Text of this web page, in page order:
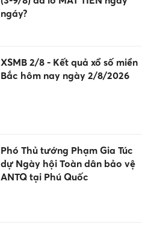
ngáy?
XSMB 2/8 - Kết quả xổ số miền
Bắc hôm nay ngày 2/8/2026
Phó Thủ tướng Phạm Gia Túc
dự Ngày hội Toàn dân bảo vệ
ANTQ tại Phú Quốc